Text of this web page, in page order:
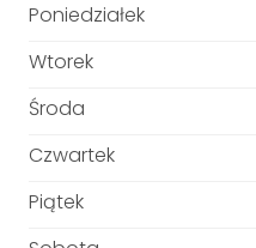
Poniedziałek
Wtorek
Środa
Czwartek
Piątek